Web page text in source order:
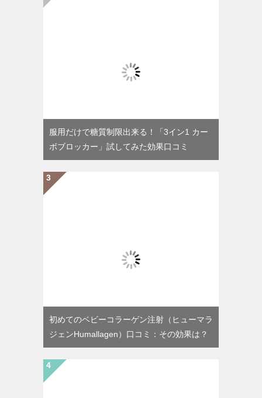
服用だけで糖質制限出来る！「3イン1 カー
ボブロッカー」試してみた効果口コミ
初めてのベビーコラーゲン注射（ヒューマラ
ジェンHumallagen）口コミ：その効果は？